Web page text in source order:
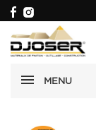
MENU